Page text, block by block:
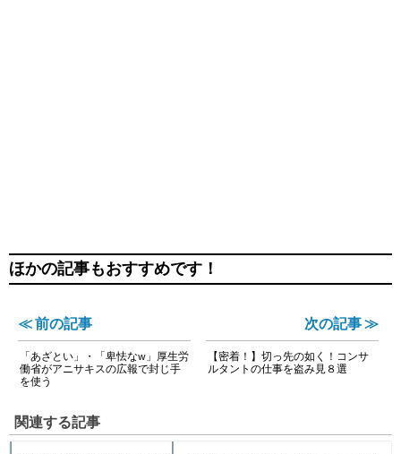
ほかの記事もおすすめです！
≪ 前の記事
「あざとい」・「卑怯なw」厚生労
働省がアニサキスの広報で封じ手
を使う
次の記事 ≫
【密着！】切っ先の如く！コンサ
ルタントの仕事を盗み見８選
関連する記事